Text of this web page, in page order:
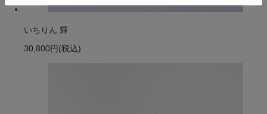
いちりん 輝
30,800円 (税込)